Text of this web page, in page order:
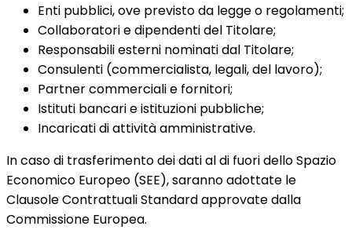
Enti pubblici, ove previsto da legge o regolamenti;
Collaboratori e dipendenti del Titolare;
Responsabili esterni nominati dal Titolare;
Consulenti (commercialista, legali, del lavoro);
Partner commerciali e fornitori;
Istituti bancari e istituzioni pubbliche;
Incaricati di attività amministrative.
In caso di trasferimento dei dati al di fuori dello Spazio
Economico Europeo (SEE), saranno adottate le
Clausole Contrattuali Standard approvate dalla
Commissione Europea.